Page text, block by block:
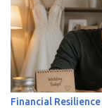
Financial